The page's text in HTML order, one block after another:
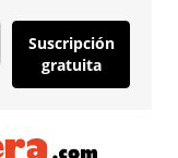
Suscripción
gratuita